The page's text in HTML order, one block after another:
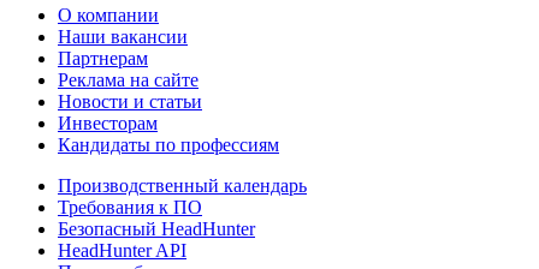
О компании
Наши вакансии
Партнерам
Реклама на сайте
Новости и статьи
Инвесторам
Кандидаты по профессиям
Производственный календарь
Требования к ПО
Безопасный HeadHunter
HeadHunter API